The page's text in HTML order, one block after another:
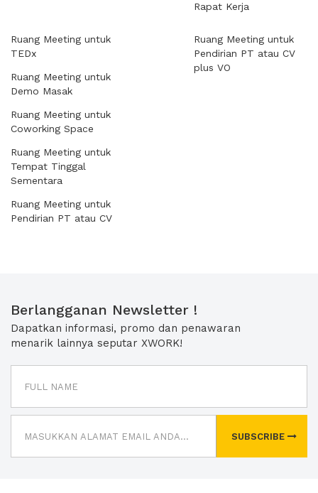
Rapat Kerja
Ruang Meeting untuk
TEDx
Ruang Meeting untuk
Demo Masak
Ruang Meeting untuk
Coworking Space
Ruang Meeting untuk
Tempat Tinggal
Sementara
Ruang Meeting untuk
Pendirian PT atau CV
Ruang Meeting untuk
Pendirian PT atau CV
plus VO
Berlangganan Newsletter !
Dapatkan informasi, promo dan penawaran
menarik lainnya seputar XWORK!
SUBSCRIBE